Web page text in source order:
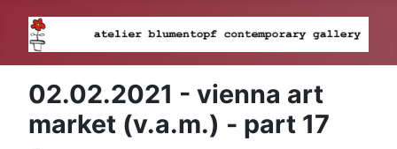
02.02.2021 - vienna art
market (v.a.m.) - part 17